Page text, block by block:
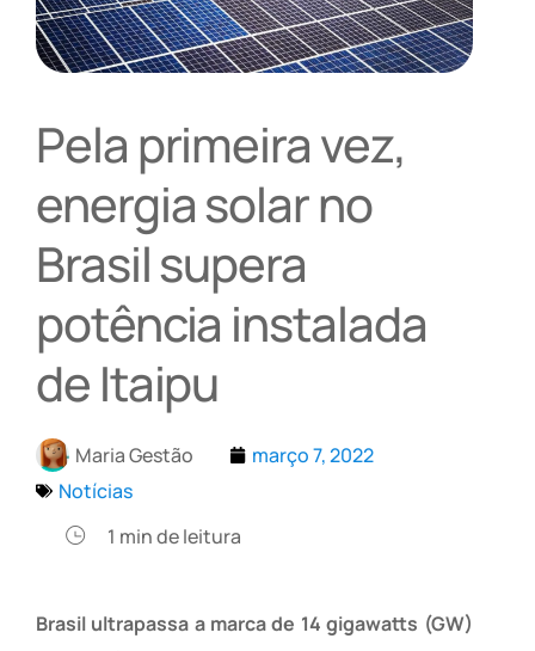
Pela primeira vez,
energia solar no
Brasil supera
potência instalada
de Itaipu
Maria Gestão
março 7, 2022
Notícias
1 min de leitura
Brasil ultrapassa a marca de 14 gigawatts (GW)